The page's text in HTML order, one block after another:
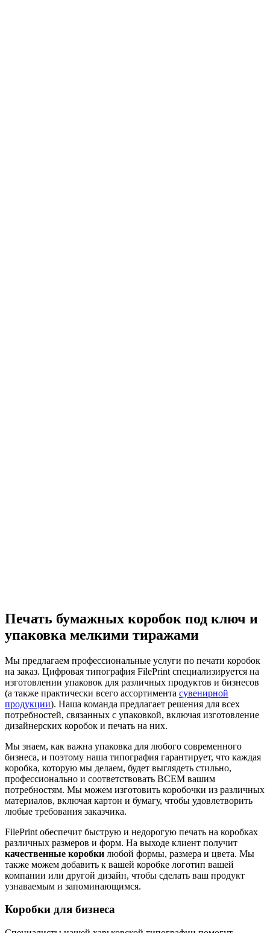
Печать бумажных коробок под ключ и
упаковка мелкими тиражами
Мы предлагаем профессиональные услуги по печати коробок
на заказ. Цифровая типография FilePrint специализируется на
изготовлении упаковок для различных продуктов и бизнесов
(а также практически всего ассортимента сувенирной
продукции). Наша команда предлагает решения для всех
потребностей, связанных с упаковкой, включая изготовление
дизайнерских коробок и печать на них.
Мы знаем, как важна упаковка для любого современного
бизнеса, и поэтому наша типография гарантирует, что каждая
коробка, которую мы делаем, будет выглядеть стильно,
профессионально и соответствовать ВСЕМ вашим
потребностям. Мы можем изготовить коробочки из различных
материалов, включая картон и бумагу, чтобы удовлетворить
любые требования заказчика.
FilePrint обеспечит быструю и недорогую печать на коробках
различных размеров и форм. На выходе клиент получит
качественные коробки любой формы, размера и цвета. Мы
также можем добавить к вашей коробке логотип вашей
компании или другой дизайн, чтобы сделать ваш продукт
узнаваемым и запоминающимся.
Коробки для бизнеса